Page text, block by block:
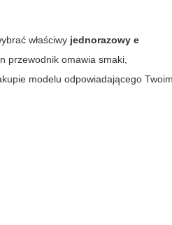
właściwy jednorazowy e
przewodnik omawia smaki,
modelu odpowiadającego Twoim